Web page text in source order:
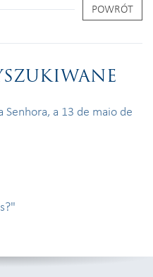
POWRÓT
a 13 de maio de